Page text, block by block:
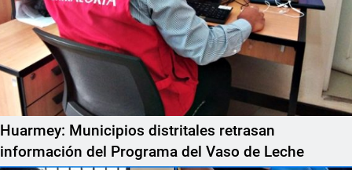
Huarmey: Municipios distritales retrasan
información del Programa del Vaso de Leche